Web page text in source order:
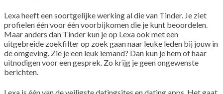
Lexa heeft een soortgelijke werking al die van Tinder. Je ziet
profielen één voor één voorbijkomen die je kunt beoordelen.
Maar anders dan Tinder kun je op Lexa ook met een
uitgebreide zoekfilter op zoek gaan naar leuke leden bij jouw in
de omgeving. Zie je een leuk iemand? Dan kun je hem of haar
uitnodigen voor een gesprek. Zo krijg je geen ongewenste
berichten.